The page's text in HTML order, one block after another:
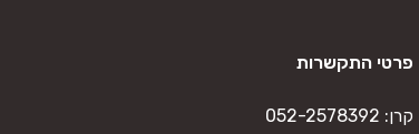
פרטי התקשרות
קרן: 052-2578392